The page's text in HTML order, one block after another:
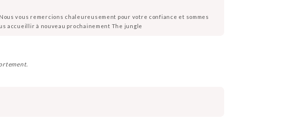
vous remercions chaleureusement pour votre confiance et sommes
accueillir à nouveau prochainement The jungle